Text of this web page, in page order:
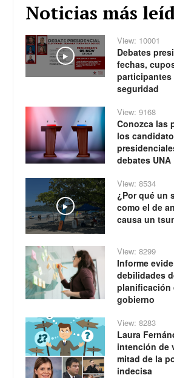
Noticias más
Play
View: 10001
Debates
fechas,
participantes
seguridad
View: 9168
Conozca las
los
debates UNA
Play
View: 8534
¿Por qué un
como el de
causa un
View: 8299
Informe
debilidades
planificación
gobierno
View: 8283
Laura
intención de
mitad de la
indecisa